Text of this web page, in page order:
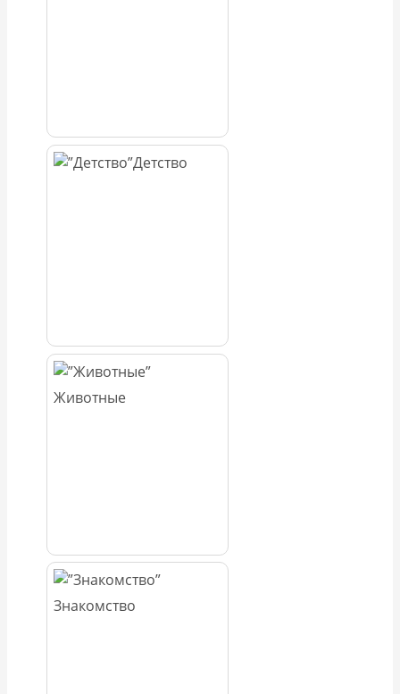
Детство
Животные
Знакомство